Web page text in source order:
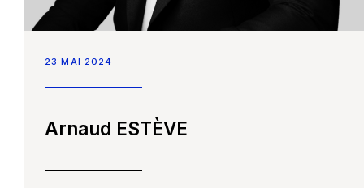
23 MAI 2024
Arnaud ESTÈVE